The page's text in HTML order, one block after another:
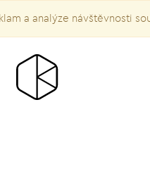
a analýze návštěvnosti